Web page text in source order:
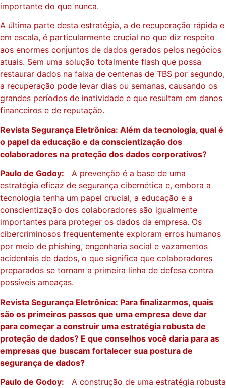
importante do que nunca.
A última parte desta estratégia, a de recuperação rápida e
em escala, é particularmente crucial no que diz respeito
aos enormes conjuntos de dados gerados pelos negócios
atuais. Sem uma solução totalmente flash que possa
restaurar dados na faixa de centenas de TBS por segundo,
a recuperação pode levar dias ou semanas, causando os
grandes períodos de inatividade e que resultam em danos
financeiros e de reputação.
Revista Segurança Eletrônica: Além da tecnologia, qual é
o papel da educação e da conscientização dos
colaboradores na proteção dos dados corporativos?
Paulo de Godoy: A prevenção é a base de uma
estratégia eficaz de segurança cibernética e, embora a
tecnologia tenha um papel crucial, a educação e a
conscientização dos colaboradores são igualmente
importantes para proteger os dados da empresa. Os
cibercriminosos frequentemente exploram erros humanos
por meio de phishing, engenharia social e vazamentos
acidentais de dados, o que significa que colaboradores
preparados se tornam a primeira linha de defesa contra
possíveis ameaças.
Revista Segurança Eletrônica: Para finalizarmos, quais
são os primeiros passos que uma empresa deve dar
para começar a construir uma estratégia robusta de
proteção de dados? E que conselhos você daria para as
empresas que buscam fortalecer sua postura de
segurança de dados?
Paulo de Godoy: A construção de uma estratégia robusta